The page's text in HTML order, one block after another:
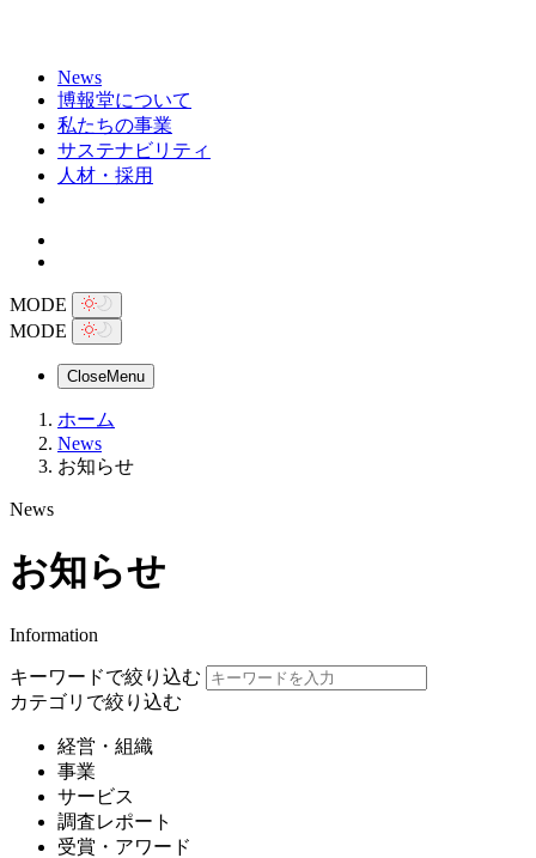
News
博報堂について
私たちの事業
サステナビリティ
人材・採用
MODE
MODE
CloseMenu
ホーム
News
お知らせ
News
お知らせ
Information
キーワードで絞り込む
カテゴリで絞り込む
経営・組織
事業
サービス
調査レポート
受賞・アワード